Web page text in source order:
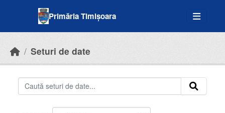
Primăria Timișoara
Seturi de date